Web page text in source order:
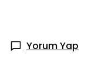
Yorum Yap